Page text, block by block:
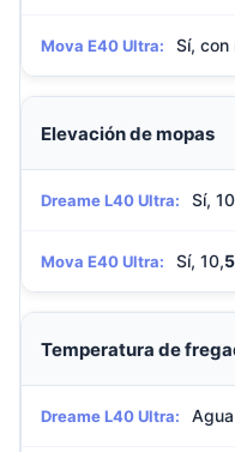
Mova E40 Ultra: Sí, con
Elevación de mopas
Dreame L40 Ultra: Sí,
Mova E40 Ultra: Sí, 10,
Temperatura de
Dreame L40 Ultra: